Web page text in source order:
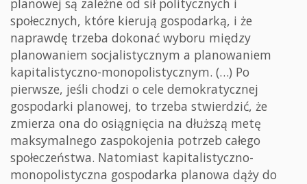
społecznych, które kierują gospodarką, i że
naprawdę trzeba dokonać wyboru między
planowaniem socjalistycznym a planowaniem
kapitalistyczno-monopolistycznym. (…) Po
pierwsze, jeśli chodzi o cele demokratycznej
gospodarki planowej, to trzeba stwierdzić, że
zmierza ona do osiągnięcia na dłuższą metę
maksymalnego zaspokojenia potrzeb całego
społeczeństwa. Natomiast kapitalistyczno-
monopolistyczna gospodarka planowa dąży do